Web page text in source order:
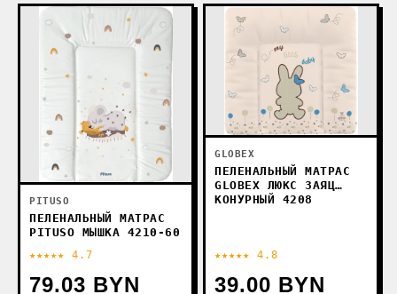
PITUSO
ПЕЛЕНАЛЬНЫЙ МАТРАС
PITUSO МЫШКА 4210-60
★★★★★ 4.7
79.03 BYN
GLOBEX
ПЕЛЕНАЛЬНЫЙ МАТРАС
GLOBEX ЛЮКС ЗАЯЦ
КОНУРНЫЙ 4208
★★★★★ 4.8
39.00 BYN